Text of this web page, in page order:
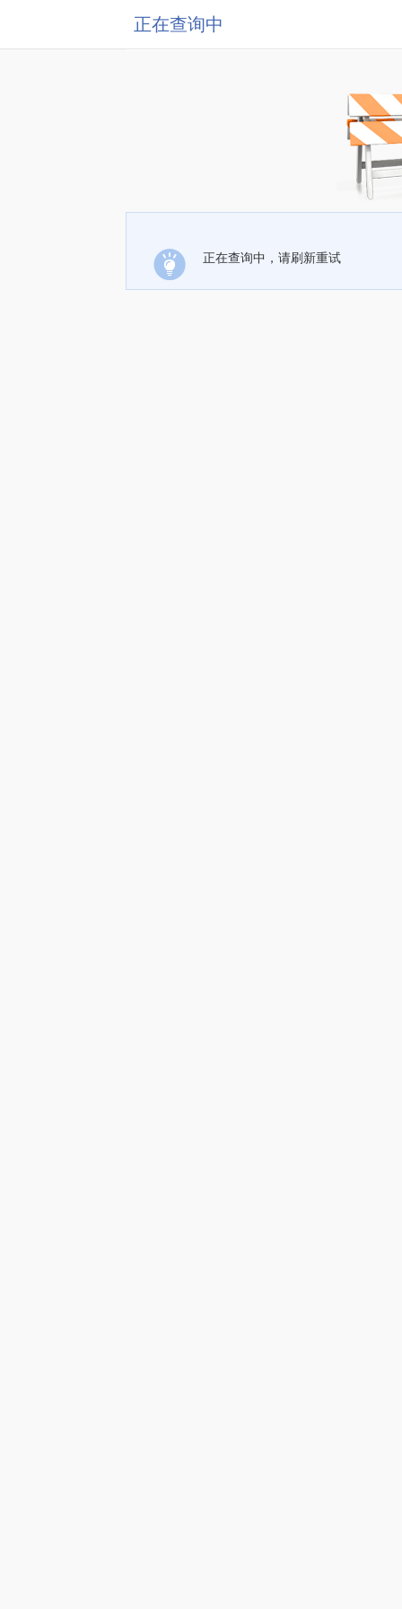
正在查询中
正在查询中，请刷新重试